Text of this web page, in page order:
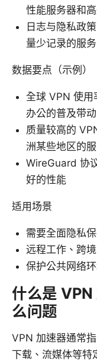
性能服务器和
日志与隐私政
量少记录的服
数据要点（示例）
全球 VPN 使用
办公的普及带动
质量较高的
洲某些地区的
WireGuard 协
好的性能
适用场景
需要全面隐私
远程工作、跨
保护公共网络
什么是
么问题
VPN 加速器通常
下载、流媒体等特